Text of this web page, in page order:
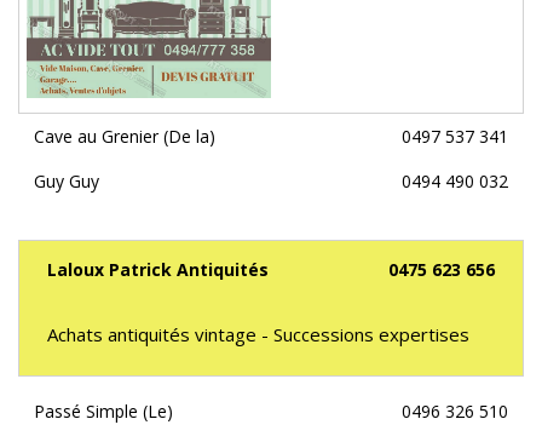
Cave au Grenier (De la)
0497 537 341
Guy Guy
0494 490 032
Laloux Patrick Antiquités 0475 623 656
Achats antiquités vintage - Successions expertises
Passé Simple (Le)
0496 326 510